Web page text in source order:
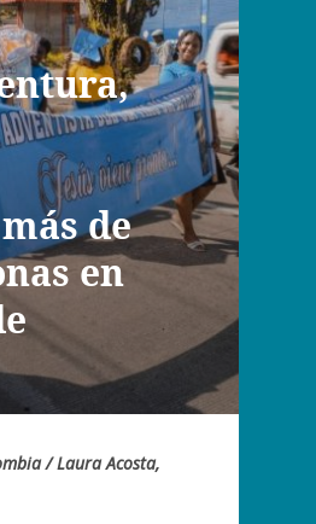
de
en
/ Laura Acosta,